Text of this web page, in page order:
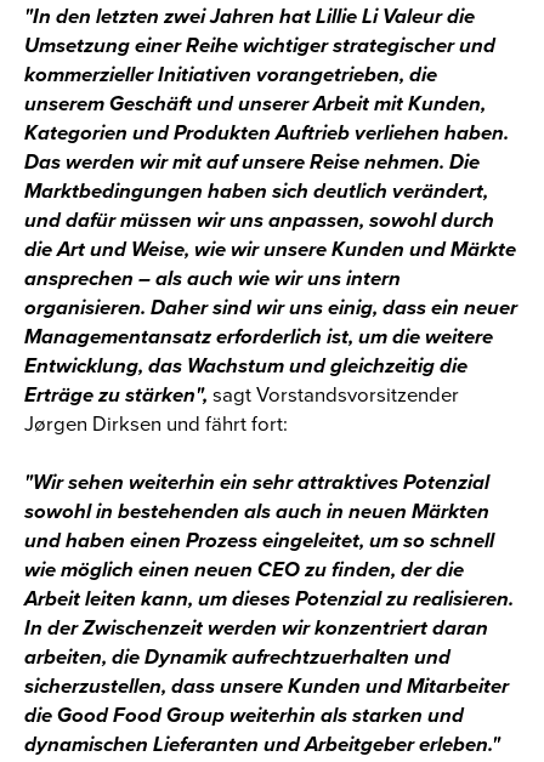
"In den letzten zwei Jahren hat Lillie Li Valeur die
Umsetzung einer Reihe wichtiger strategischer und
kommerzieller Initiativen vorangetrieben, die
unserem Geschäft und unserer Arbeit mit Kunden,
Kategorien und Produkten Auftrieb verliehen haben.
Das werden wir mit auf unsere Reise nehmen. Die
Marktbedingungen haben sich deutlich verändert,
und dafür müssen wir uns anpassen, sowohl durch
die Art und Weise, wie wir unsere Kunden und Märkte
ansprechen – als auch wie wir uns intern
organisieren. Daher sind wir uns einig, dass ein neuer
Managementansatz erforderlich ist, um die weitere
Entwicklung, das Wachstum und gleichzeitig die
Erträge zu stärken", sagt Vorstandsvorsitzender
Jørgen Dirksen und fährt fort:
"Wir sehen weiterhin ein sehr attraktives Potenzial
sowohl in bestehenden als auch in neuen Märkten
und haben einen Prozess eingeleitet, um so schnell
wie möglich einen neuen CEO zu finden, der die
Arbeit leiten kann, um dieses Potenzial zu realisieren.
In der Zwischenzeit werden wir konzentriert daran
arbeiten, die Dynamik aufrechtzuerhalten und
sicherzustellen, dass unsere Kunden und Mitarbeiter
die Good Food Group weiterhin als starken und
dynamischen Lieferanten und Arbeitgeber erleben."